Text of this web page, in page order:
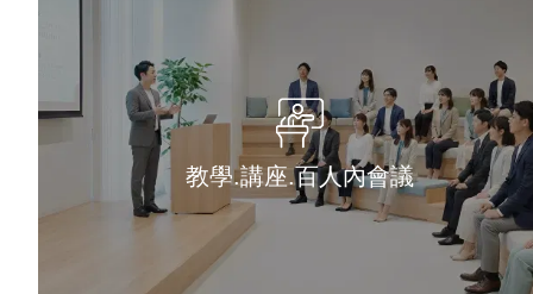
教學.講座.百人內會議